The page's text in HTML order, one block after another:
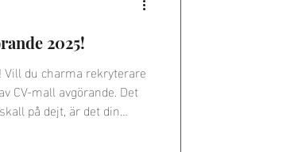
2025!
Vill du charma rekryterare
CV-mall avgörande. Det
på dejt, är det din